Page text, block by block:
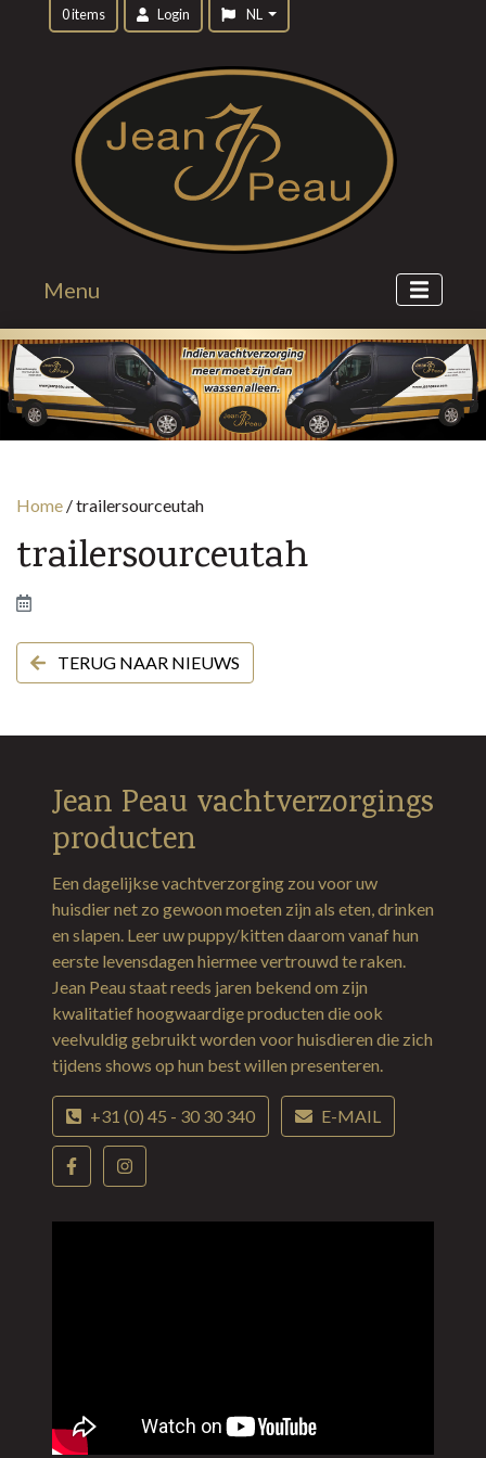
0 items Login NL
Menu
Home /trailersourceutah
trailersourceutah
TERUG NAAR NIEUWS
Jean Peau vachtverzorgings
producten
Een dagelijkse vachtverzorging zou voor uw
huisdier net zo gewoon moeten zijn als eten, drinken
en slapen. Leer uw puppy/kitten daarom vanaf hun
eerste levensdagen hiermee vertrouwd te raken.
Jean Peau staat reeds jaren bekend om zijn
kwalitatief hoogwaardige producten die ook
veelvuldig gebruikt worden voor huisdieren die zich
tijdens shows op hun best willen presenteren.
+31 (0) 45 - 30 30 340 E-MAIL